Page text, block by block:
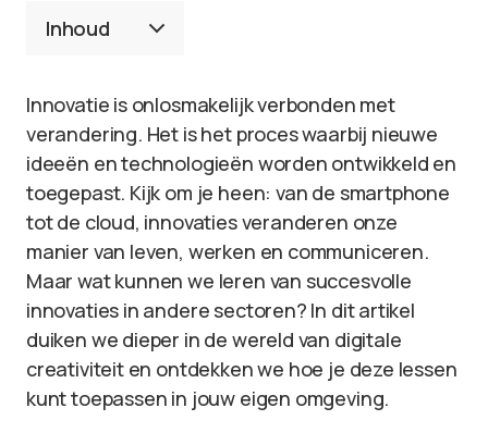
Inhoud
Innovatie is onlosmakelijk verbonden met
verandering. Het is het proces waarbij nieuwe
ideeën en technologieën worden ontwikkeld en
toegepast. Kijk om je heen: van de smartphone
tot de cloud, innovaties veranderen onze
manier van leven, werken en communiceren.
Maar wat kunnen we leren van succesvolle
innovaties in andere sectoren? In dit artikel
duiken we dieper in de wereld van digitale
creativiteit en ontdekken we hoe je deze lessen
kunt toepassen in jouw eigen omgeving.